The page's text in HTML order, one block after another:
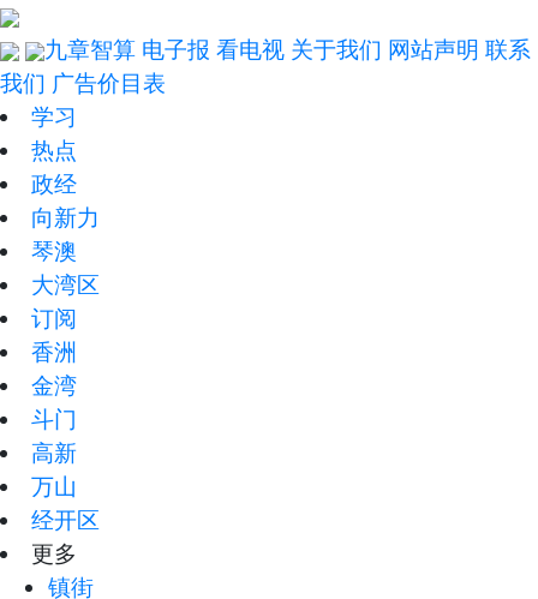
九章智算 电子报 看电视 关于我们 网站声明 联系
我们 广告价目表
学习
热点
政经
向新力
琴澳
大湾区
订阅
香洲
金湾
斗门
高新
万山
经开区
更多
镇街